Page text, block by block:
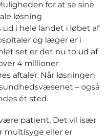
for at se sine
løsning
i hele landet i løbet af
og læger er i
set er det nu to ud af
4 millioner
aftaler. Når løsningen
– også
ét sted.
patient. Det vil især
multisyge eller er